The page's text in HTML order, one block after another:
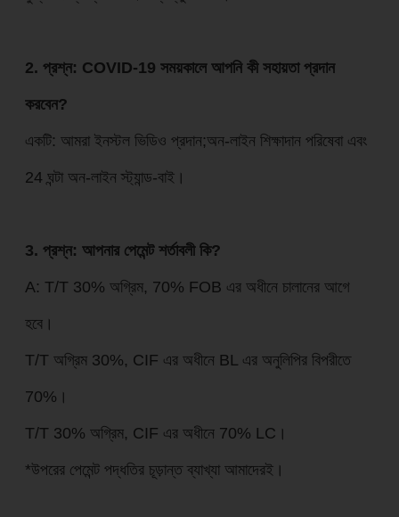
2. প্রশ্ন: COVID-19 সময়কালে আপনি কী সহায়তা প্রদান
করবেন?
একটি: আমরা ইনস্টল ভিডিও প্রদান;অন-লাইন শিক্ষাদান পরিষেবা এবং
24 ঘন্টা অন-লাইন স্ট্যান্ড-বাই।
3. প্রশ্ন: আপনার পেমেন্ট শর্তাবলী কি?
A: T/T 30% অগ্রিম, 70% FOB এর অধীনে চালানের আগে
হবে।
T/T অগ্রিম 30%, CIF এর অধীনে BL এর অনুলিপির বিপরীতে
70%।
T/T 30% অগ্রিম, CIF এর অধীনে 70% LC।
*উপরের পেমেন্ট পদ্ধতির চূড়ান্ত ব্যাখ্যা আমাদেরই।